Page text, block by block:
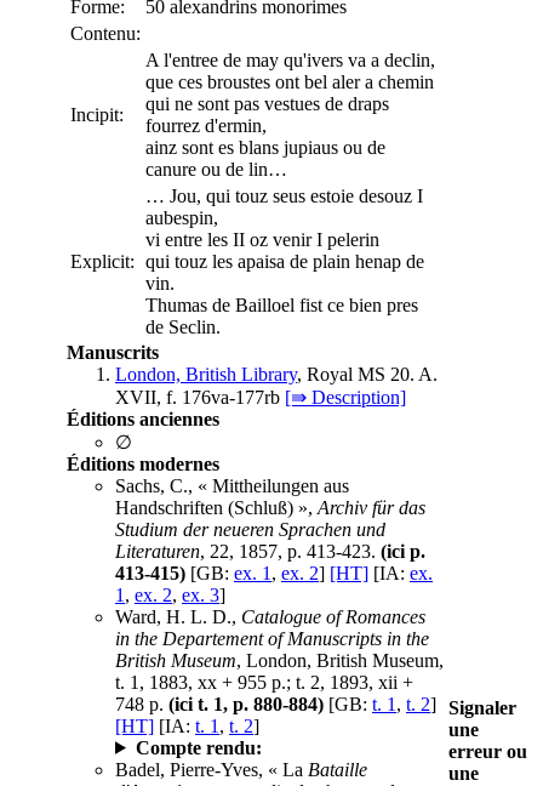
Forme:
50 alexandrins monorimes
Contenu:
Incipit:
A l'entree de may qu'ivers va a declin,
que ces broustes ont bel aler a chemin
qui ne sont pas vestues de draps
fourrez d'ermin,
ainz sont es blans jupiaus ou de
canure ou de lin…
Explicit:
… Jou, qui touz seus estoie desouz I
aubespin,
vi entre les II oz venir I pelerin
qui touz les apaisa de plain henap de
vin.
Thumas de Bailloel fist ce bien pres
de Seclin.
Manuscrits
London, British Library, Royal MS 20. A.
XVII, f. 176va-177rb [⇛ Description]
Éditions anciennes
∅
Éditions modernes
Sachs, C., « Mittheilungen aus
Handschriften (Schluß) », Archiv für das
Studium der neueren Sprachen und
Literaturen, 22, 1857, p. 413-423. (ici p.
413-415) [GB: ex. 1 , ex. 2] [HT] [IA: ex.
1 , ex. 2, ex. 3]
Ward, H. L. D., Catalogue of Romances
in the Departement of Manuscripts in the
British Museum, London, British Museum,
t. 1, 1883, xx + 955 p.; t. 2, 1893, xii +
748 p. (ici t. 1, p. 880-884) [GB: t. 1 , t. 2]
[HT] [IA: t. 1 , t. 2]
Compte rendu:
Badel, Pierre-Yves, « La Bataille
Signaler
une
erreur ou
une